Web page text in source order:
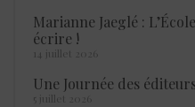
Marianne Jaeglé :
écrire !
14 juillet 2026
Une Journée des
5 juillet 2026